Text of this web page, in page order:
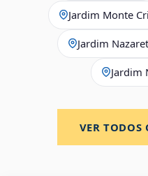
Jardim Monte
Jardim
Jardim
VER TODOS